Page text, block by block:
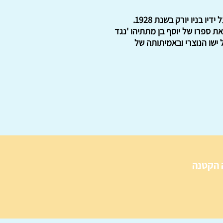
אסופה של ויכוחים בין יהודים לנוצרים לאורך הדורות, שלוקטה על ידי יהודה דוד איזנשטיין ופורסמה על ידיו בניו יורק בשנת 1928.
את ספרו של יוסף בן מתתיהו 'נגד
ישו הנוצרי ובאמיתותה של
הקטנה